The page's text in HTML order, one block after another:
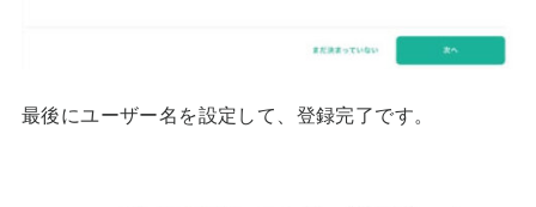
最後にユーザー名を設定して、登録完了です。